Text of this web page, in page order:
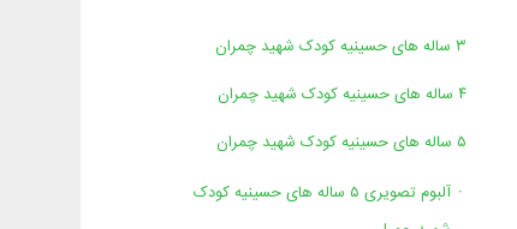
۳ ساله های حسینیه کودک شهید چمران
۴ ساله های حسینیه کودک شهید چمران
۵ ساله های حسینیه کودک شهید چمران
آلبوم تصویری ۵ ساله های حسینیه کودک